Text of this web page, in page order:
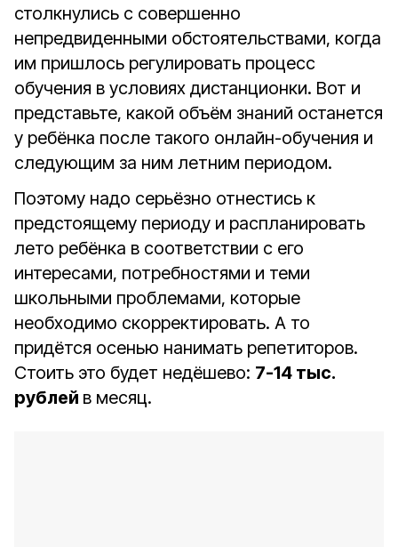
столкнулись с совершенно
непредвиденными обстоятельствами, когда
им пришлось регулировать процесс
обучения в условиях дистанционки. Вот и
представьте, какой объём знаний останется
у ребёнка после такого онлайн-обучения и
следующим за ним летним периодом.
Поэтому надо серьёзно отнестись к
предстоящему периоду и распланировать
лето ребёнка в соответствии с его
интересами, потребностями и теми
школьными проблемами, которые
необходимо скорректировать. А то
придётся осенью нанимать репетиторов.
Стоить это будет недёшево: 7-14 тыс.
рублей в месяц.